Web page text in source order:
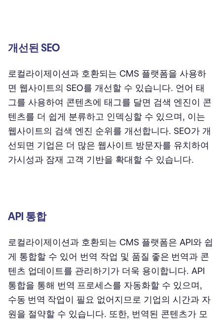
개선된 SEO
로컬라이제이션과 호환되는 CMS 플랫폼을 사용하
면 웹사이트의 SEO를 개선할 수 있습니다. 언어 태
그를 사용하여 콘텐츠에 태그를 달면 검색 엔진이 콘
텐츠를 더 쉽게 분류하고 인덱싱할 수 있으며, 이는
웹사이트의 검색 엔진 순위를 개선합니다. SEO가 개
선되면 기업은 더 많은 웹사이트 방문자를 유치하여
가시성과 잠재 고객 기반을 확대할 수 있습니다.
API 통합
로컬라이제이션과 호환되는 CMS 플랫폼은 API와 쉽
게 통합할 수 있어 번역 작업 및 품질 좋은 번역과 콘
텐츠 업데이트를 관리하기가 더욱 용이합니다. API
통합을 통해 번역 프로세스를 자동화할 수 있으며,
수동 번역 작업이 필요 없어지므로 기업의 시간과 자
원을 절약할 수 있습니다. 또한, 번역된 콘텐츠가 모